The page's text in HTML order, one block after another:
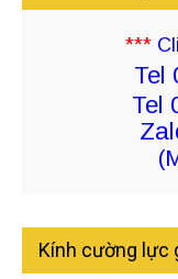
***
Tel
Tel
Kính cường lực